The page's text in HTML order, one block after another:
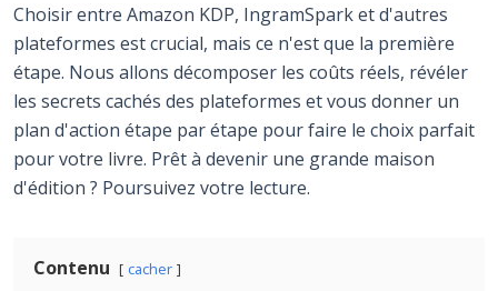
Choisir entre Amazon KDP, IngramSpark et d'autres
plateformes est crucial, mais ce n'est que la première
étape. Nous allons décomposer les coûts réels, révéler
les secrets cachés des plateformes et vous donner un
plan d'action étape par étape pour faire le choix parfait
pour votre livre. Prêt à devenir une grande maison
d'édition ? Poursuivez votre lecture.
Contenu cacher